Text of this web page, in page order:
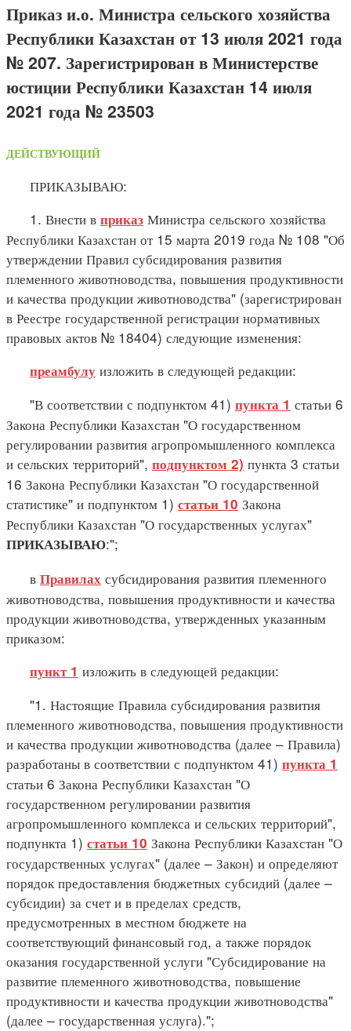
Приказ и.о. Министра сельского хозяйства
Республики Казахстан от 13 июля 2021 года
№ 207. Зарегистрирован в Министерстве
юстиции Республики Казахстан 14 июля
2021 года № 23503
ДЕЙСТВУЮЩИЙ
ПРИКАЗЫВАЮ:
1. Внести в приказ Министра сельского хозяйства
Республики Казахстан от 15 марта 2019 года № 108 "Об
утверждении Правил субсидирования развития
племенного животноводства, повышения продуктивности
и качества продукции животноводства" (зарегистрирован
в Реестре государственной регистрации нормативных
правовых актов № 18404) следующие изменения:
преамбулу изложить в следующей редакции:
"В соответствии с подпунктом 41) пункта 1 статьи 6
Закона Республики Казахстан "О государственном
регулировании развития агропромышленного комплекса
и сельских территорий", подпунктом 2) пункта 3 статьи
16 Закона Республики Казахстан "О государственной
статистике" и подпунктом 1) статьи 10 Закона
Республики Казахстан "О государственных услугах"
ПРИКАЗЫВАЮ:";
в Правилах субсидирования развития племенного
животноводства, повышения продуктивности и качества
продукции животноводства, утвержденных указанным
приказом:
пункт 1 изложить в следующей редакции:
"1. Настоящие Правила субсидирования развития
племенного животноводства, повышения продуктивности
и качества продукции животноводства (далее – Правила)
разработаны в соответствии с подпунктом 41) пункта 1
статьи 6 Закона Республики Казахстан "О
государственном регулировании развития
агропромышленного комплекса и сельских территорий",
подпункта 1) статьи 10 Закона Республики Казахстан "О
государственных услугах" (далее – Закон) и определяют
порядок предоставления бюджетных субсидий (далее –
субсидии) за счет и в пределах средств,
предусмотренных в местном бюджете на
соответствующий финансовый год, а также порядок
оказания государственной услуги "Субсидирование на
развитие племенного животноводства, повышение
продуктивности и качества продукции животноводства"
(далее – государственная услуга).";